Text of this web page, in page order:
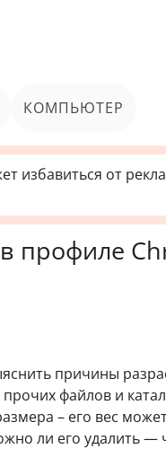
КОМПЬЮТЕР
избавиться от
профиле
причины
файлов и
– его вес
ли его удалить —